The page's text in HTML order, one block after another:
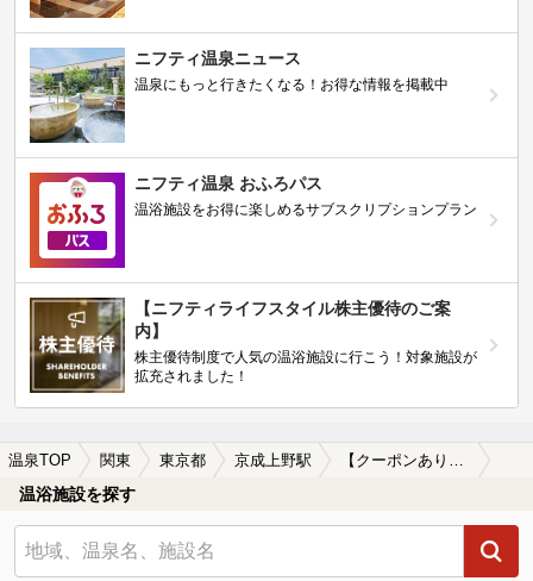
ニフティ温泉ニュース
温泉にもっと行きたくなる！お得な情報を掲載中
ニフティ温泉 おふろパス
温浴施設をお得に楽しめるサブスクリプションプラン
【ニフティライフスタイル株主優待のご案
内】
株主優待制度で人気の温浴施設に行こう！対象施設が
拡充されました！
温泉TOP 関東 東京都 京成上野駅 【クーポンあり】食事が楽しめる京成上野駅近くの温泉、日帰り温泉、スーパー銭湯おすすめ
温浴施設を探す